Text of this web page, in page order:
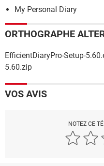
My Personal Diary
ORTHOGRAPHE
EfficientDiaryPro-Setup-
5.60.zip
VOS AVIS
NOTEZ CE